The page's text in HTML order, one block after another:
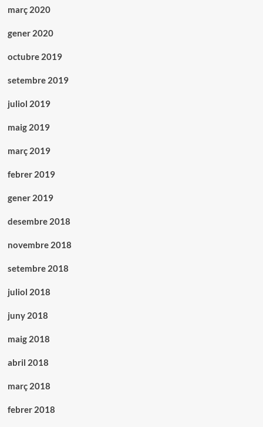
març 2020
gener 2020
octubre 2019
setembre 2019
juliol 2019
maig 2019
març 2019
febrer 2019
gener 2019
desembre 2018
novembre 2018
setembre 2018
juliol 2018
juny 2018
maig 2018
abril 2018
març 2018
febrer 2018